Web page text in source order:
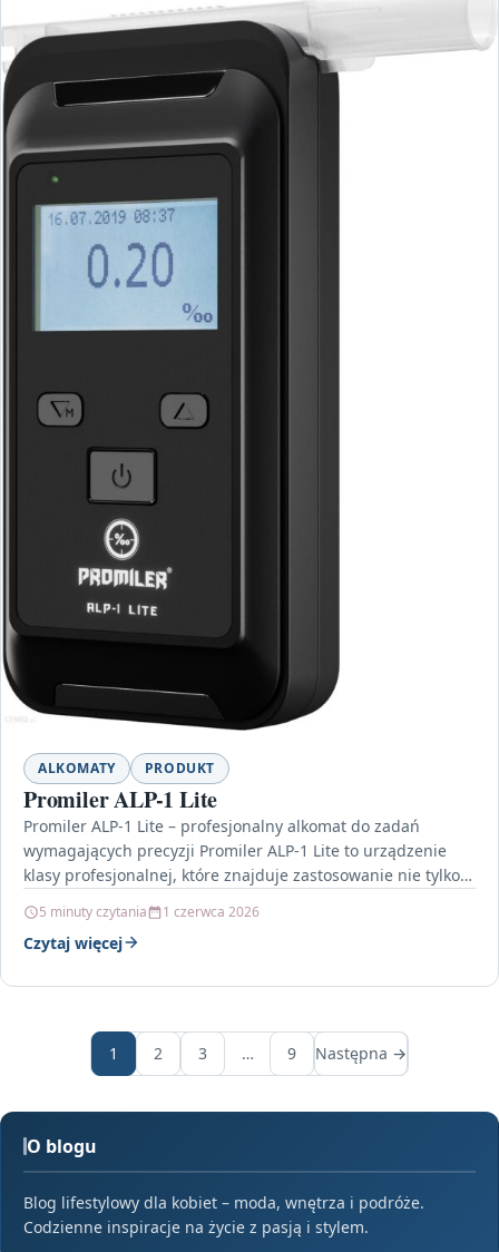
ALKOMATY PRODUKT
Promiler ALP-1 Lite
Promiler ALP-1 Lite – profesjonalny alkomat do zadań
wymagających precyzji Promiler ALP-1 Lite to urządzenie
klasy profesjonalnej, które znajduje zastosowanie nie tylko
5 minuty czytania 1 czerwca 2026
Czytaj więcej
1 2 3 … 9 Następna →
O blogu
Blog lifestylowy dla kobiet – moda, wnętrza i podróże.
Codzienne inspiracje na życie z pasją i stylem.